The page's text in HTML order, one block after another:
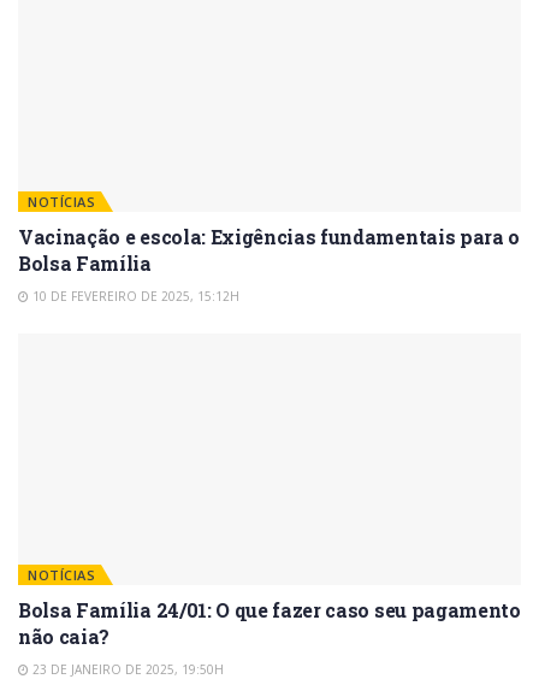
NOTÍCIAS
Vacinação e escola: Exigências fundamentais para o
Bolsa Família
10 DE FEVEREIRO DE 2025, 15:12H
NOTÍCIAS
Bolsa Família 24/01: O que fazer caso seu pagamento
não caia?
23 DE JANEIRO DE 2025, 19:50H